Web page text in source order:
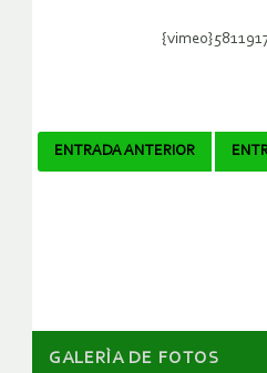
Navegador
ENTRADA ANTERIOR
GALERÌA DE FOTOS